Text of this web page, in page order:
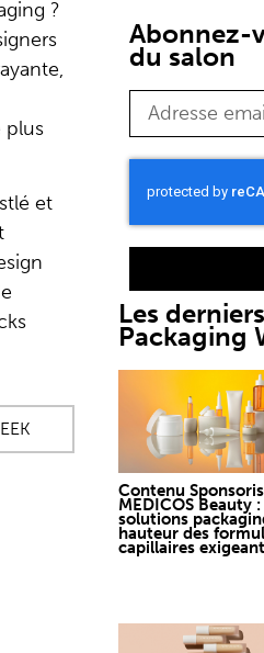
?
plus
et
Abonnez-
du salon
Les
Packaging
Contenu
MEDICOS Beauty :
solutions
hauteur des
capillaires